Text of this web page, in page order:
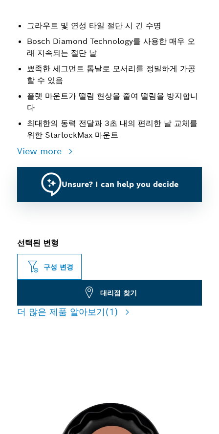
그라우트 및 연성 타일 절단 시 긴 수명
Bosch Diamond Technology를 사용한 매우 오
래 지속되는 절단 날
뾰족한 세그먼트 톱날로 모서리를 정밀하게 가공
할 수 있음
플랫 마운트가 떨림 현상을 줄여 떨림을 방지합니
다
최대한의 동력 전달과 3초 내의 편리한 날 교체를
위한 StarlockMax 마운트
View more
Unsure? I can help you decide
선택된 변형
구성 변경
대리점 찾기
더 많은 제품 알아보기(1)